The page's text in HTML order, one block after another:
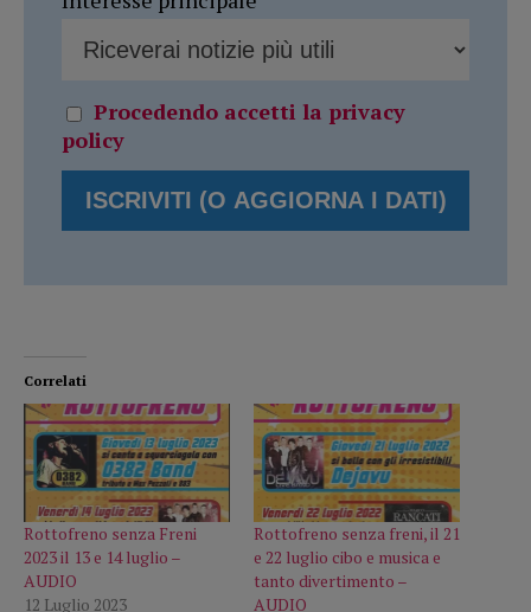
Procedendo accetti la privacy
policy
Correlati
Rottofreno senza Freni
2023 il 13 e 14 luglio –
AUDIO
12 Luglio 2023
Rottofreno senza freni, il 21
e 22 luglio cibo e musica e
tanto divertimento –
AUDIO